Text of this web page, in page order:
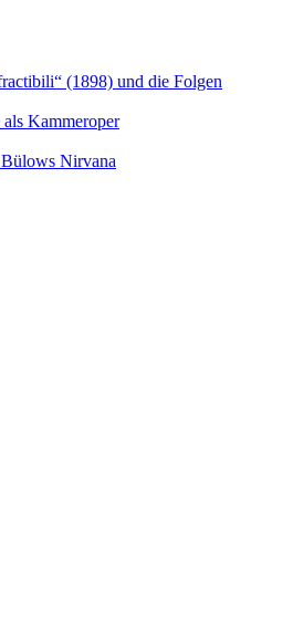
(1898) und die Folgen
Kammeroper
Bülows Nirvana